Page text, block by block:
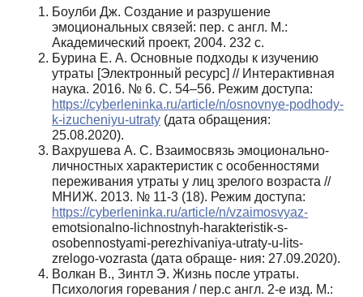
Боулби Дж. Создание и разрушение
эмоциональных связей: пер. с англ. М.:
Академический проект, 2004. 232 с.
Бурина Е. А. Основные подходы к изучению
утраты [Электронный ресурс] // Интерактивная
наука. 2016. № 6. С. 54–56. Режим доступа:
https://cyberleninka.ru/article/n/osnovnye-podhody-
k-izucheniyu-utraty (дата обращения:
25.08.2020).
Вахрушева А. С. Взаимосвязь эмоционально-
личностных характеристик с особенностями
переживания утраты у лиц зрелого возраста //
МНИЖ. 2013. № 11-3 (18). Режим доступа:
https://cyberleninka.ru/article/n/vzaimosvyaz-
emotsionalno-lichnostnyh-harakteristik-s-
osobennostyami-perezhivaniya-utraty-u-lits-
zrelogo-vozrasta (дата обраще- ния: 27.09.2020).
Волкан В., Зинтл Э. Жизнь после утраты.
Психология горевания / пер.с англ. 2-е изд. М.: